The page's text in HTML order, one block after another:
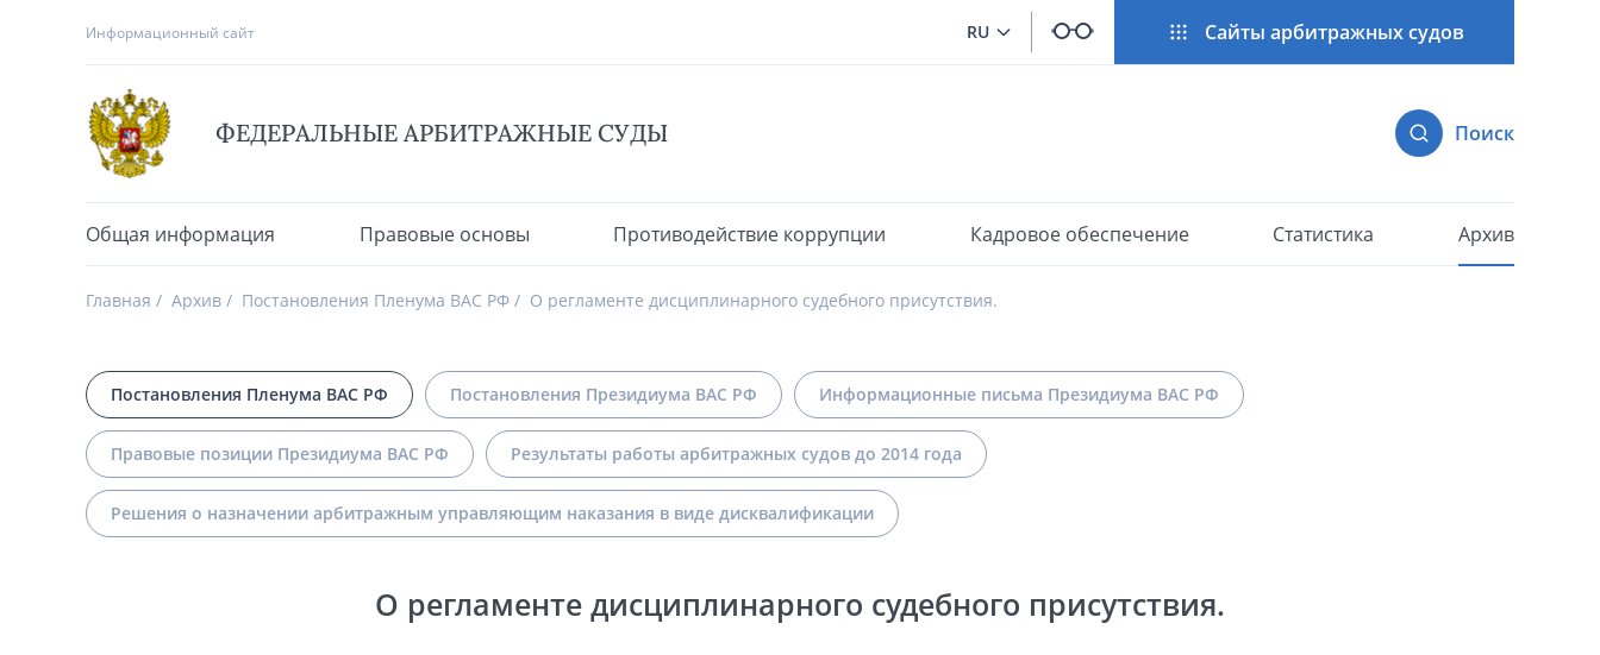
Информационный сайт RU Сайты арбитражных судов
ФЕДЕРАЛЬНЫЕ АРБИТРАЖНЫЕ СУДЫ Поиск
Общая информация Правовые основы Противодействие коррупции Кадровое обеспечение Статистика Архив
Главная Архив Постановления Пленума ВАС РФ О регламенте дисциплинарного судебного присутствия.
Постановления Пленума ВАС РФ Постановления Президиума ВАС РФ Информационные письма Президиума ВАС РФ
Правовые позиции Президиума ВАС РФ Результаты работы арбитражных судов до 2014 года
Решения о назначении арбитражным управляющим наказания в виде дисквалификации
О регламенте дисциплинарного судебного присутствия.